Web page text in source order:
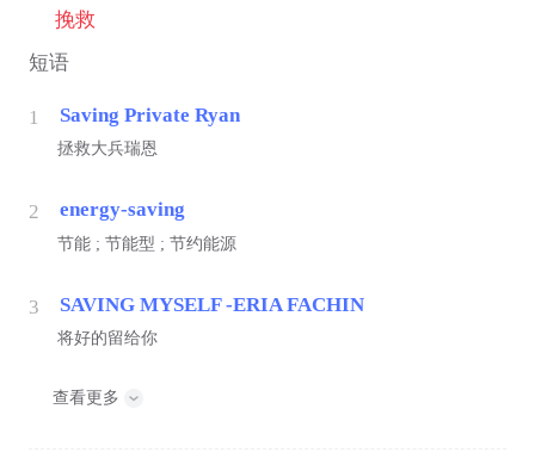
挽救
短语
1 Saving Private Ryan
拯救大兵瑞恩
2 energy-saving
节能 ; 节能型 ; 节约能源
3 SAVING MYSELF -ERIA FACHIN
将好的留给你
查看更多